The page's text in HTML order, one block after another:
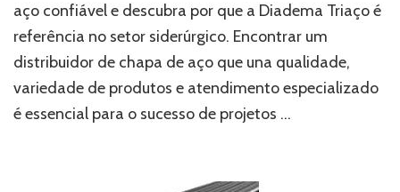
aço:
onde
encontrar
uma
empresa
especializada?
aço confiável e descubra por que a Diadema Triaço é
referência no setor siderúrgico. Encontrar um
distribuidor de chapa de aço que una qualidade,
variedade de produtos e atendimento especializado
é essencial para o sucesso de projetos …